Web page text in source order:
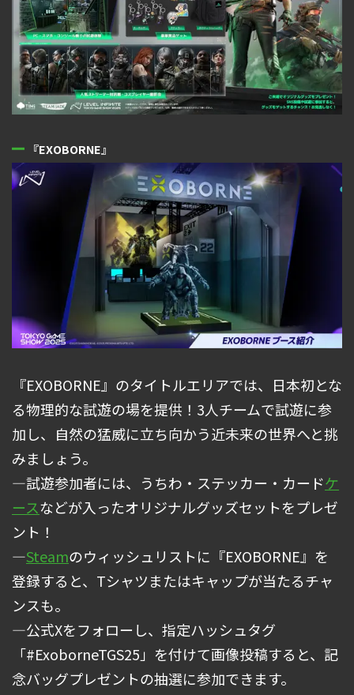
『EXOBORNE』
『EXOBORNE』のタイトルエリアでは、日本初とな
る物理的な試遊の場を提供！3人チームで試遊に参
加し、自然の猛威に立ち向かう近未来の世界へと挑
みましょう。
―試遊参加者には、うちわ・ステッカー・カードケ
ースなどが入ったオリジナルグッズセットをプレゼ
ント！
―Steamのウィッシュリストに『EXOBORNE』を
登録すると、Tシャツまたはキャップが当たるチャ
ンスも。
―公式Xをフォローし、指定ハッシュタグ
「#ExoborneTGS25」を付けて画像投稿すると、記
念バッグプレゼントの抽選に参加できます。